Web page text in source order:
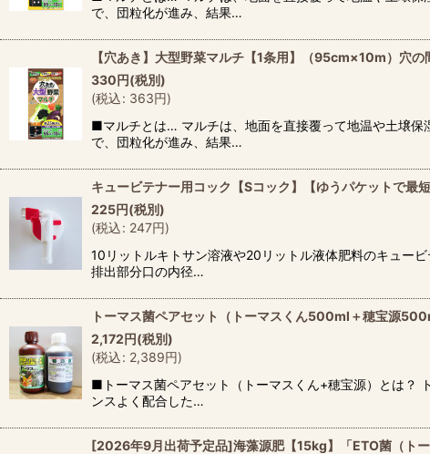
で、団粒化が進み、結果…
【穴あき】大型野菜マルチ【1条用】（95cm×10m）穴
330円(税別)
(税込: 363円)
■マルチとは… マルチは、地面を直接覆って地温や土壌保
で、団粒化が進み、結果…
キュービテナー用コック【Sコック】【ゆうパケットで最
225円(税別)
(税込: 247円)
10リットルキトサン溶液や20リットル液体肥料のキュー
排出部分口の内径…
トーマス菌ペアセット（トーマスくん500ml＋穂宝源
2,172円(税別)
(税込: 2,389円)
■トーマス菌ペアセット（トーマスくん+穂宝源）とは？
ンスよく配合した…
[2026年9月出荷予定品]海藻源肥【15kg】「ETO菌（ト